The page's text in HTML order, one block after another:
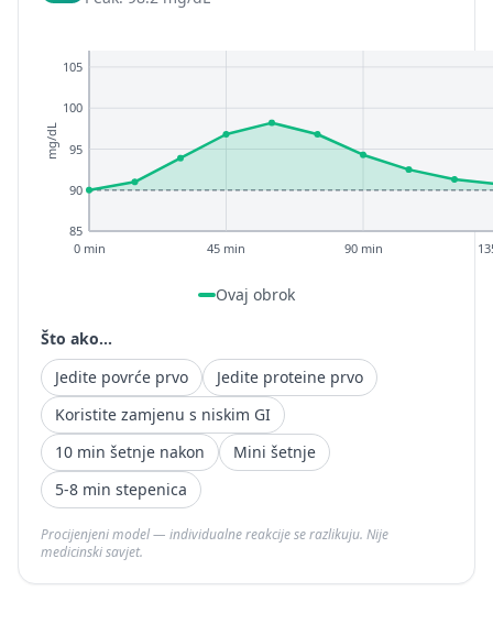
85
90
95
100
105
0 min 45 min 90 min
mg/dL
Ovaj obrok
Što ako...
Jedite povrće prvo
Jedite proteine prvo
Koristite zamjenu s niskim GI
10 min šetnje nakon
Mini šetnje
5-8 min stepenica
Procijenjeni model — individualne reakcije se razlikuju. Nije
medicinski savjet.